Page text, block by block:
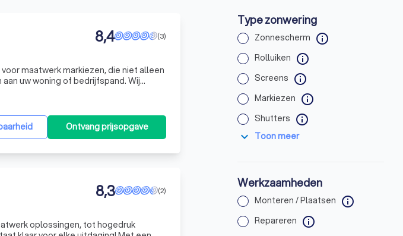
(3)
8,4
maatwerk markiezen, die niet alleen
uw woning of bedrijfspand. Wij
aan detail en afwerking. Met
Ontvang prijsopgave
(2)
8,3
oplossingen, tot hogedruk
Type zonwering
Zonnescherm info
Rolluiken info
Screens info
Markiezen info
Shutters info
expand_more Toon meer
Werkzaamheden
Monteren / Plaatsen info
Repareren info